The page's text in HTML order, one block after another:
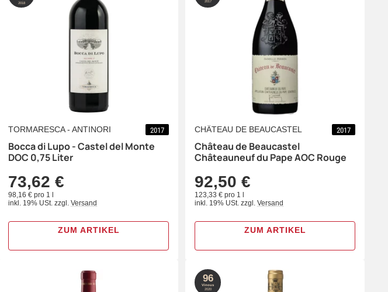
2018
TORMARESCA - ANTINORI 2017
Bocca di Lupo - Castel del Monte
DOC 0,75 Liter
73,62 €
98,16 € pro 1 l
inkl. 19% USt. zzgl. Versand
ZUM ARTIKEL
CHÂTEAU DE BEAUCASTEL 2017
Château de Beaucastel
Châteauneuf du Pape AOC Rouge
92,50 €
123,33 € pro 1 l
inkl. 19% USt. zzgl. Versand
ZUM ARTIKEL
96
Vinous
2020